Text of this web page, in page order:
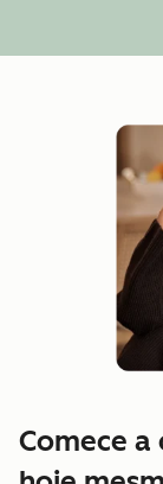
Comece a